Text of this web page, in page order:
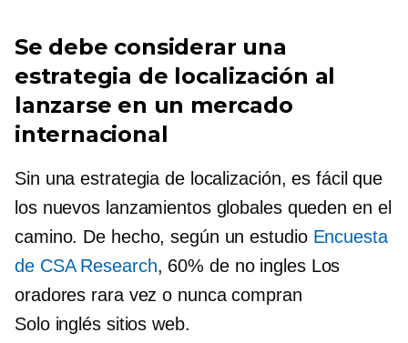
Se debe considerar una
estrategia de localización al
lanzarse en un mercado
internacional
Sin una estrategia de localización, es fácil que
los nuevos lanzamientos globales queden en el
camino. De hecho, según un estudio Encuesta
de CSA Research, 60% de no inglesLos
oradores rara vez o nunca compran
Solo ingléssitios web.